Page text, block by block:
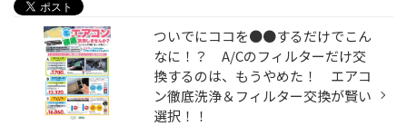
ついでにココを●●するだけでこん
なに！？ A/Cのフィルターだけ交
換するのは、もうやめた！ エアコ
ン徹底洗浄＆フィルター交換が賢い
選択！！